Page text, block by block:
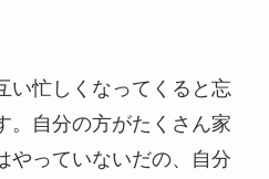
い忙しくなってくると忘
。自分の方がたくさん家
やっていないだの、自分